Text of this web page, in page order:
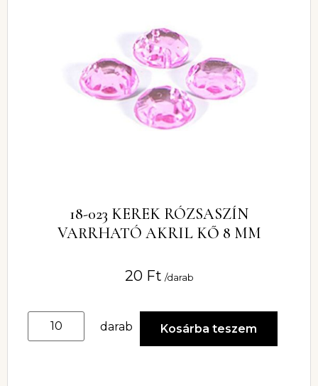
18-023 KEREK RÓZSASZÍN
VARRHATÓ AKRIL KŐ 8 MM
20 Ft /darab
darab Kosárba teszem